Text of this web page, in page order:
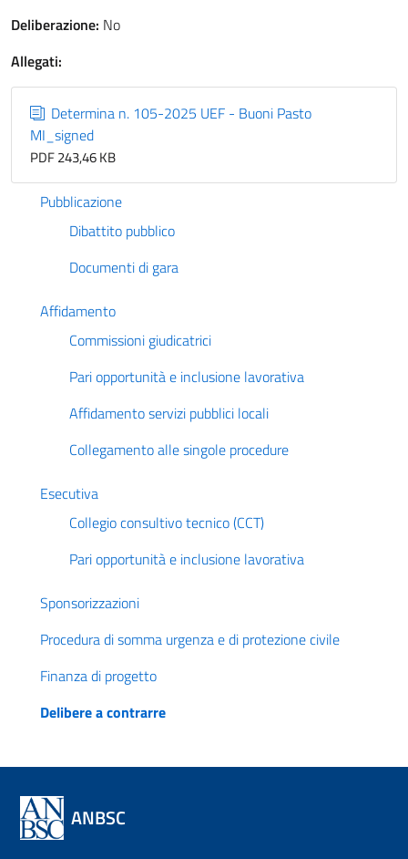
Deliberazione: No
Allegati:
Determina n. 105-2025 UEF - Buoni Pasto
MI_signed
PDF 243,46 KB
Pubblicazione
Dibattito pubblico
Documenti di gara
Affidamento
Commissioni giudicatrici
Pari opportunità e inclusione lavorativa
Affidamento servizi pubblici locali
Collegamento alle singole procedure
Esecutiva
Collegio consultivo tecnico (CCT)
Pari opportunità e inclusione lavorativa
Sponsorizzazioni
Procedura di somma urgenza e di protezione civile
Finanza di progetto
Delibere a contrarre
ANBSC